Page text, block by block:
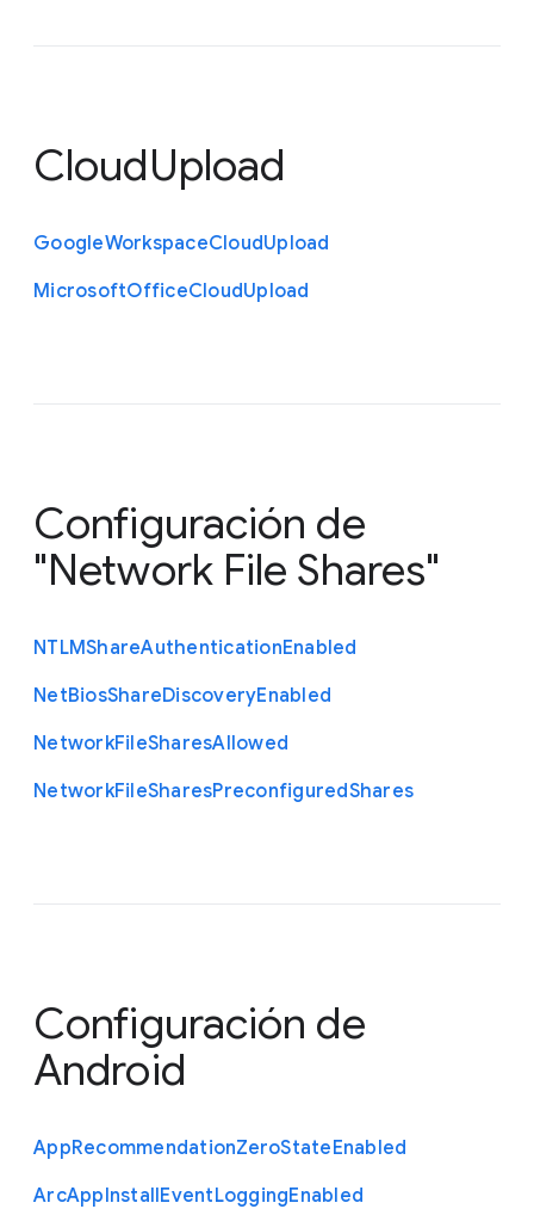
CloudUpload
GoogleWorkspaceCloudUpload
MicrosoftOfficeCloudUpload
Configuración de
"Network File Shares"
NTLMShareAuthenticationEnabled
NetBiosShareDiscoveryEnabled
NetworkFileSharesAllowed
NetworkFileSharesPreconfiguredShares
Configuración de
Android
AppRecommendationZeroStateEnabled
ArcAppInstallEventLoggingEnabled